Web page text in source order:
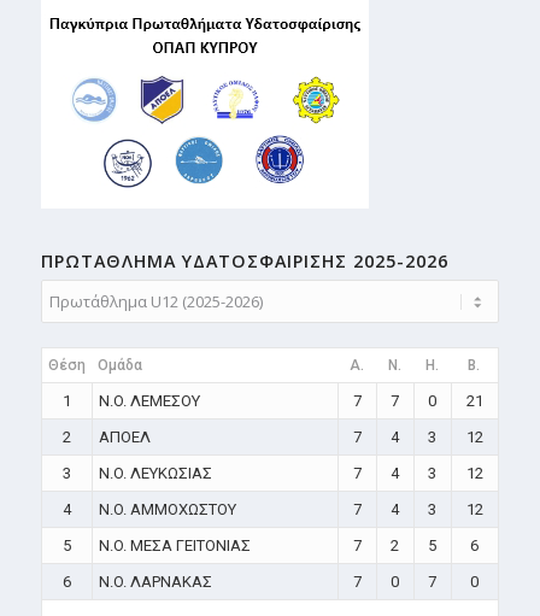
ΠΡΩΤΑΘΛΗMA ΥΔΑΤΟΣΦΑΙΡΙΣΗΣ 2025-2026
Θέση Ομάδα A. N. H. B.
1 N.O. ΛΕΜΕΣΟΥ 7 7 0
21
2
ΑΠΟΕΛ 7 4 3
12
3
N.O. ΛΕΥΚΩΣΙΑΣ 7 4 3
12
4
N.O. ΑΜΜΟΧΩΣΤΟΥ 7 4 3
12
5
N.O. ΜΕΣΑ ΓΕΙΤΟΝΙΑΣ 7 2 5
6
6
N.O. ΛΑΡΝΑΚΑΣ 7 0 7 0